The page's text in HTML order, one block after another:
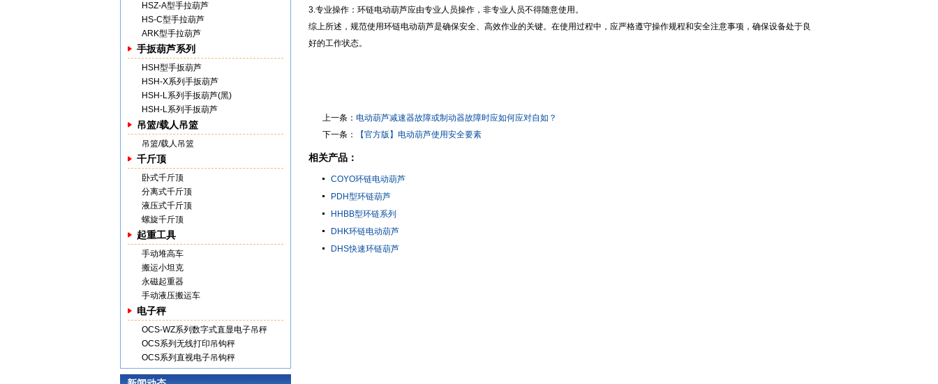
HSZ-A型手拉葫芦
HS-C型手拉葫芦
ARK型手拉葫芦
手扳葫芦系列
HSH型手扳葫芦
HSH-X系列手扳葫芦
HSH-L系列手扳葫芦(黑)
HSH-L系列手扳葫芦
吊篮/载人吊篮
吊篮/载人吊篮
千斤顶
卧式千斤顶
分离式千斤顶
液压式千斤顶
螺旋千斤顶
起重工具
手动堆高车
搬运小坦克
永磁起重器
手动液压搬运车
电子秤
OCS-WZ系列数字式直显电子吊秤
OCS系列无线打印吊钩秤
OCS系列直视电子吊钩秤
3.专业操作：环链电动葫芦应由专业人员操作，非专业人员不得随意使用。
综上所述，规范使用环链电动葫芦是确保安全、高效作业的关键。在使用过程中，应严格遵守操作规程和安全注意事项，确保设备处于良
好的工作状态。
上一条： 电动葫芦减速器故障或制动器故障时应如何应对自如？
下一条：
【官方版】电动葫芦使用安全要素
相关产品：
COYO环链电动葫芦
PDH型环链葫芦
HHBB型环链系列
DHK环链电动葫芦
DHS快速环链葫芦